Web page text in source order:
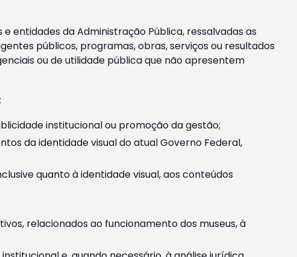
entidades da Administração Pública, ressalvadas as
públicos, programas, obras, serviços ou resultados
ou de utilidade pública que não apresentem
institucional ou promoção da gestão;
da identidade visual do atual Governo Federal,
quanto à identidade visual, aos conteúdos
relacionados ao funcionamento dos museus, à